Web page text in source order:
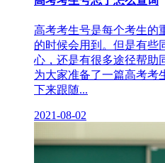
高考考生号是每个考生的
的时候会用到。但是有些
心，还是有很多途径帮助
为大家准备了一篇高考考
下来跟随...
2021-08-02